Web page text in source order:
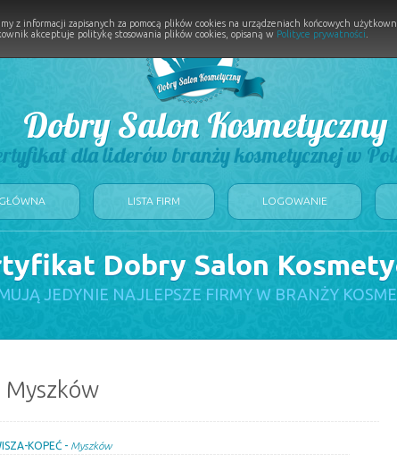
Dobry Salon Kosmetyczny
dla liderów branży kosmetycznej w
LISTA FIRM LOGOWANIE
Dobry Salon
JEDYNIE NAJLEPSZE FIRMY W BRANŻY
Myszków
KOPEĆ - Myszków
z informacji zapisanych za pomocą plików cookies na urządzeniach końcowych
akceptuje politykę stosowania plików cookies, opisaną w Polityce prywatności